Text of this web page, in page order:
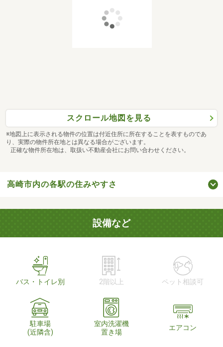
スクロール地図を見る
※地図上に表示される物件の位置は付近住所に所在することを表すものであ
り、実際の物件所在地とは異なる場合がございます。
正確な物件所在地は、取扱い不動産会社にお問い合わせください。
高崎市内の各駅の住みやすさ
設備など
バス・トイレ別 2階以上 ペット相談可
駐車場
(近隣含)
室内洗濯機
置き場
エアコン